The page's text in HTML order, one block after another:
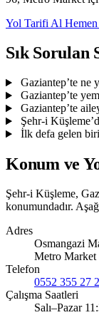
Yol Tarifi Al
Sık Sorulan
Gaziantep’te ne
Gaziantep’te
Gaziantep’te
Şehr-i
İlk defa gelen
Konum ve
Şehr-i Küşleme,
konumundadır.
Adres
Osmangazi
Metro Market
Telefon
0552 355 27
Çalışma Saatleri
Salı–Pazar